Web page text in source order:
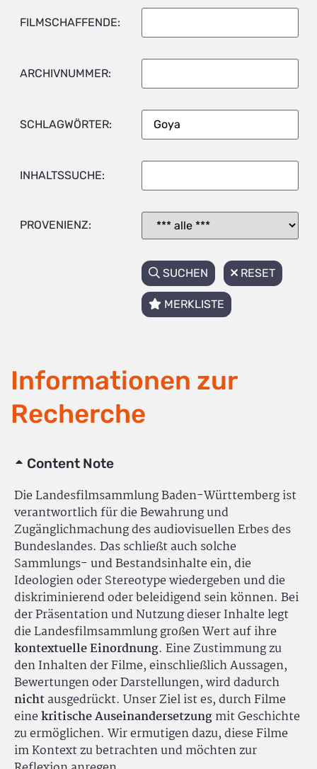
FILMSCHAFFENDE:
ARCHIVNUMMER:
SCHLAGWÖRTER:
INHALTSSUCHE:
PROVENIENZ:
SUCHEN RESET
MERKLISTE
Informationen zur
Recherche
Content Note
Die Landesfilmsammlung Baden-Württemberg ist
verantwortlich für die Bewahrung und
Zugänglichmachung des audiovisuellen Erbes des
Bundeslandes. Das schließt auch solche
Sammlungs- und Bestandsinhalte ein, die
Ideologien oder Stereotype wiedergeben und die
diskriminierend oder beleidigend sein können. Bei
der Präsentation und Nutzung dieser Inhalte legt
die Landesfilmsammlung großen Wert auf ihre
kontextuelle Einordnung. Eine Zustimmung zu
den Inhalten der Filme, einschließlich Aussagen,
Bewertungen oder Darstellungen, wird dadurch
nichtausgedrückt. Unser Ziel ist es, durch Filme
einekritische Auseinandersetzungmit Geschichte
zu ermöglichen. Wir ermutigen dazu, diese Filme
im Kontext zu betrachten und möchten zur